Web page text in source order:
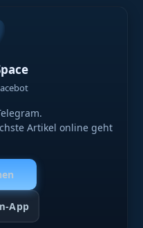
Artikel online geht
App